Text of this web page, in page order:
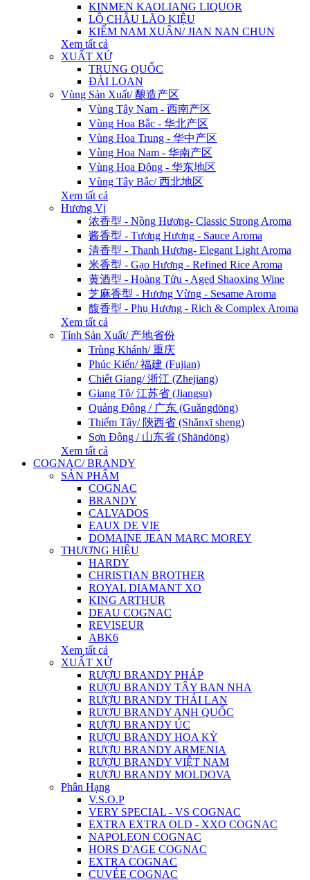
KINMEN KAOLIANG LIQUOR
LÔ CHÂU LÃO KIỆU
KIẾM NAM XUÂN/ JIAN NAN CHUN
Xem tất cả
XUẤT XỨ
TRUNG QUỐC
ĐÀI LOAN
Vùng Sản Xuất/ 酿造产区
Vùng Tây Nam - 西南产区
Vùng Hoa Bắc - 华北产区
Vùng Hoa Trung - 华中产区
Vùng Hoa Nam - 华南产区
Vùng Hoa Đông - 华东地区
Vùng Tây Bắc/ 西北地区
Xem tất cả
Hương Vị
浓香型 - Nồng Hương- Classic Strong Aroma
酱香型 - Tương Hương - Sauce Aroma
清香型 - Thanh Hương- Elegant Light Aroma
米香型 - Gạo Hương - Refined Rice Aroma
黄酒型 - Hoàng Tửu - Aged Shaoxing Wine
芝麻香型 - Hương Vừng - Sesame Aroma
馥香型 - Phụ Hương - Rich & Complex Aroma
Xem tất cả
Tỉnh Sản Xuất/ 产地省份
Trùng Khánh/ 重庆
Phúc Kiến/ 福建 (Fujian)
Chiết Giang/ 浙江 (Zhejiang)
Giang Tô/ 江苏省 (Jiangsu)
Quảng Đông / 广东 (Guǎngdōng)
Thiểm Tây/ 陝西省 (Shǎnxī sheng)
Sơn Đông / 山东省 (Shāndōng)
Xem tất cả
COGNAC/ BRANDY
SẢN PHẨM
COGNAC
BRANDY
CALVADOS
EAUX DE VIE
DOMAINE JEAN MARC MOREY
THƯƠNG HIỆU
HARDY
CHRISTIAN BROTHER
ROYAL DIAMANT XO
KING ARTHUR
DEAU COGNAC
REVISEUR
ABK6
Xem tất cả
XUẤT XỨ
RƯỢU BRANDY PHÁP
RƯỢU BRANDY TÂY BAN NHA
RƯỢU BRANDY THÁI LAN
RƯỢU BRANDY ANH QUỐC
RƯỢU BRANDY ÚC
RƯỢU BRANDY HOA KỲ
RƯỢU BRANDY ARMENIA
RƯỢU BRANDY VIỆT NAM
RƯỢU BRANDY MOLDOVA
Phân Hạng
V.S.O.P
VERY SPECIAL - VS COGNAC
EXTRA EXTRA OLD - XXO COGNAC
NAPOLEON COGNAC
HORS D'AGE COGNAC
EXTRA COGNAC
CUVÉE COGNAC